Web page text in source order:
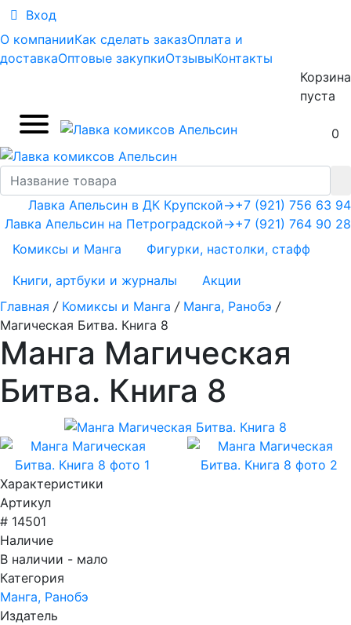
Вход
О компанииКак сделать заказОплата и
доставкаОптовые закупкиОтзывыКонтакты
Корзина
пуста
0
+7 (921) 756 63 94
+7 (921) 764 90 28
Лавка Апельсин в ДК Крупской→
Лавка Апельсин на Петроградской→
Комиксы и Манга
Фигурки, настолки, стафф
Книги, артбуки и журналы
Акции
Главная / Комиксы и Манга / Манга, Ранобэ /
Магическая Битва. Книга 8
Манга Магическая
Битва. Книга 8
Характеристики
Артикул
# 14501
Наличие
В наличии - мало
Категория
Манга, Ранобэ
Издатель